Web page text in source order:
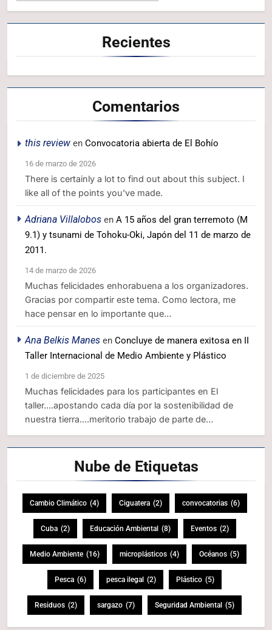
Recientes
Comentarios
this review en Convocatoria abierta de El Bohío
16 de marzo de 2026
There is certainly a lot to find out about this subject. I
like all of the points you've made.
Adriana Villalobos en A 15 años del gran terremoto (M
9.1) y tsunami de Tohoku-Oki, Japón del 11 de marzo de
2011.
14 de marzo de 2026
Muchas felicidades enhorabuena a los organizadores.
Gracias por compartir este tema. Como lectora, me
hace pensar en lo importante que…
Ana Belkis Manes en Concluye de manera exitosa en II
Taller Internacional de Medio Ambiente y Plástico
1 de diciembre de 2025
Muchas felicidades para los participantes en El
taller....apostando cada día por la sostenibilidad de
nuestra tierra....meritorio trabajo de parte de…
Nube de Etiquetas
Cambio Climático (4) Ciguatera (2) convocatorias (6)
Cuba (2) Educación Ambiental (8) Eventos (2)
Medio Ambiente (16) microplásticos (4) Océanos (5)
Pesca (6) pesca ilegal (2) Plástico (5)
Residuos (2) sargazo (7) Seguridad Ambiental (5)